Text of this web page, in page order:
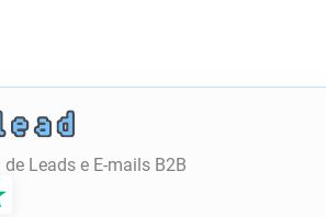
i***********@cofidis.fr
Leads e E-mails B2B